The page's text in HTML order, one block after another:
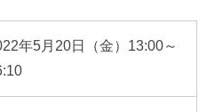
年5月20日（金）13:00～